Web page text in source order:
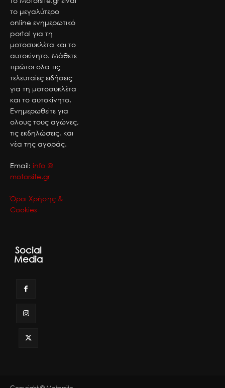
το μεγαλύτερο
online ενημερωτικό
portal για τη
μοτοσυκλέτα και το
αυτοκίνητο. Μάθετε
πρώτοι ολα τις
τελευταίες ειδήσεις
για τη μοτοσυκλέτα
και το αυτοκίνητο.
Ενημερωθείτε για
ολους τους αγώνες,
τις εκδηλώσεις, και
νέα της αγοράς.
Email: info @
motorsite.gr
Όροι Χρήσης &
Cookies
Social
Media